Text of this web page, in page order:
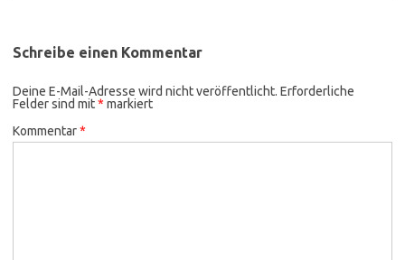
Schreibe einen Kommentar
Deine E-Mail-Adresse wird nicht veröffentlicht. Erforderliche
Felder sind mit* markiert
Kommentar*